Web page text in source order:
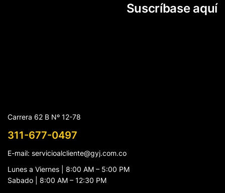
Suscríbase aquí
Carrera 62 B Nº 12-78
311-677-0497
E-mail: servicioalcliente@gyj.com.co
Lunes a Viernes | 8:00 AM – 5:00 PM
Sabado | 8:00 AM – 12:30 PM